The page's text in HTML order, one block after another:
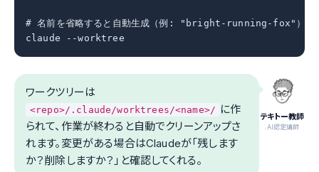
# 名前を省略すると自動生成（例: "bright-running-fox"）
claude --worktree
テキトー教師
.AI認定講師
ワークツリーは
<repo>/.claude/worktrees/<name>/ に作
られて、作業が終わると自動でクリーンアップさ
れます。変更がある場合はClaudeが「残します
か？削除しますか？」と確認してくれる。